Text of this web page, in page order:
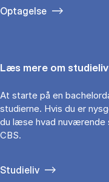
Optagelse
Læs mere om
At starte på en
studierne. Hvis du er
du læse hvad nuværende
CBS.
Studieliv